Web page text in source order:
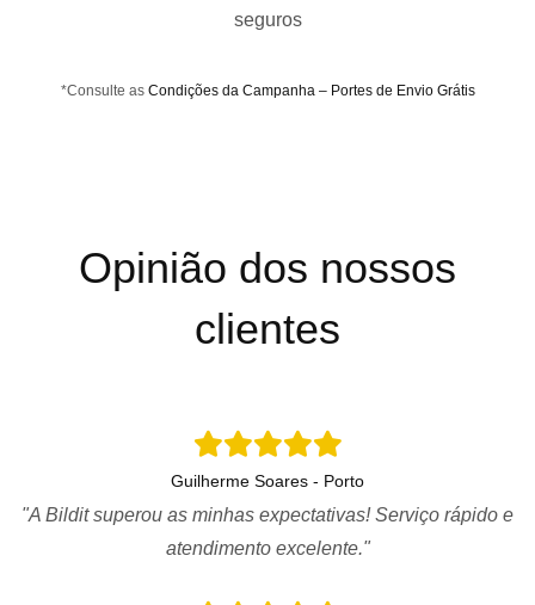
seguros
*Consulte as Condições da Campanha – Portes de Envio Grátis
Opinião dos nossos
clientes
Guilherme Soares - Porto
"A Bildit superou as minhas expectativas! Serviço rápido e
atendimento excelente."